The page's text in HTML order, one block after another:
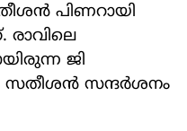
പിണറായി
രാവിലെ
ജി
സതീശന്‍ സന്ദര്‍ശനം